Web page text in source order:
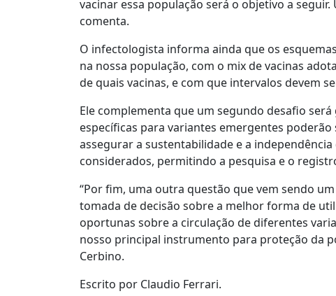
vacinar essa população será o objetivo a
comenta.
O infectologista informa ainda que os
na nossa população, com o mix de vacinas
de quais vacinas, e com que intervalos devem
Ele complementa que um segundo desafio
específicas para variantes emergentes
assegurar a sustentabilidade e a
considerados, permitindo a pesquisa e o
“Por fim, uma outra questão que vem sendo
tomada de decisão sobre a melhor forma de
oportunas sobre a circulação de diferentes
nosso principal instrumento para proteção da
Cerbino.
Escrito por Claudio Ferrari.